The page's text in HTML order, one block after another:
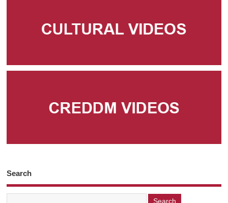
Search